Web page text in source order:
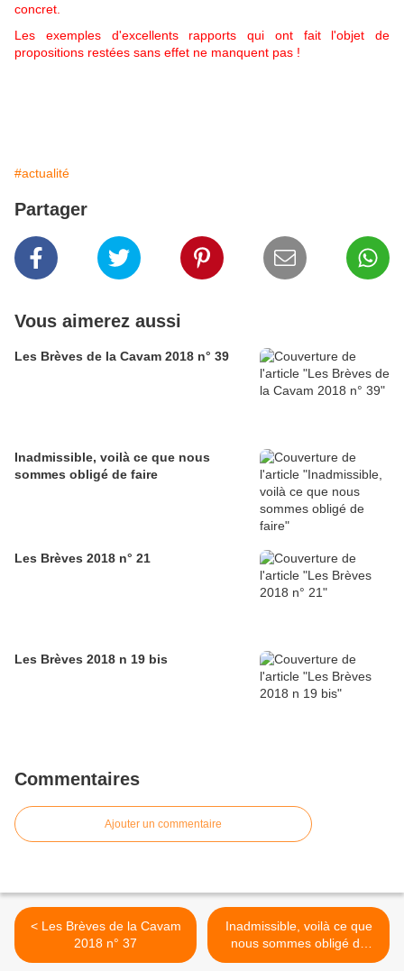
concret.
Les exemples d'excellents rapports qui ont fait l'objet de
propositions restées sans effet ne manquent pas !
#actualité
Partager
Vous aimerez aussi
Les Brèves de la Cavam 2018 n° 39
Inadmissible, voilà ce que nous
sommes obligé de faire
Les Brèves 2018 n° 21
Les Brèves 2018 n 19 bis
Commentaires
Ajouter un commentaire
< Les Brèves de la Cavam
2018 n° 37
Inadmissible, voilà ce que
nous sommes obligé de
faire >